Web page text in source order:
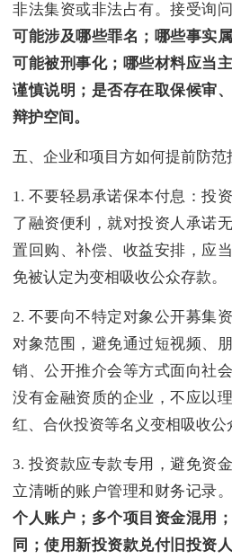
非法集资或非法占有。接受询
可能涉及哪些罪名；哪些事实
可能被刑事化；哪些材料应当
谨慎说明；是否存在取保候审
辩护空间。
五、企业和项目方如何提前防范
1. 不要轻易承诺保本付息：投
了融资便利，就对投资人承诺
置回购、补偿、收益安排，应
免被认定为变相吸收公众存款。
2. 不要向不特定对象公开募集
对象范围，避免通过短视频、
销、公开推介会等方式面向社
没有金融资质的企业，不应以
红、合伙投资等名义变相吸收公
3. 投资款应专款专用，避免资
立清晰的账户管理和财务记录
个人账户；多个项目资金混用
同；使用新投资款兑付旧投资